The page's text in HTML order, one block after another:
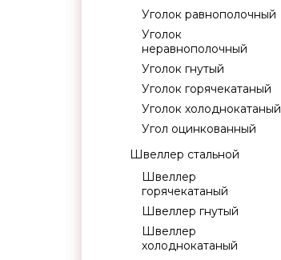
Уголок равнополочный
Уголок
неравнополочный
Уголок гнутый
Уголок горячекатаный
Уголок холоднокатаный
Угол оцинкованный
Швеллер стальной
Швеллер
горячекатаный
Швеллер гнутый
Швеллер
холоднокатаный